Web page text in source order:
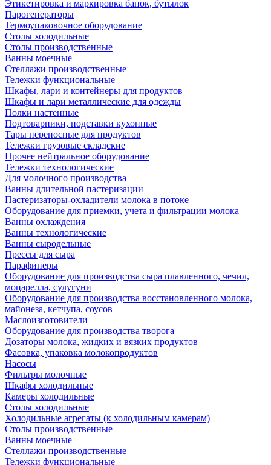
Этикетировка и маркировка банок, бутылок
Парогенераторы
Термоупаковочное оборудование
Столы холодильные
Столы производственные
Ванны моечные
Стеллажи производственные
Тележки функциональные
Шкафы, лари и контейнеры для продуктов
Шкафы и лари металлические для одежды
Полки настенные
Подтоварники, подставки кухонные
Тары переносные для продуктов
Тележки грузовые складские
Прочее нейтральное оборудование
Тележки технологические
Для молочного производства
Ванны длительной пастеризации
Пастеризаторы-охладители молока в потоке
Оборудование для приемки, учета и фильтрации молока
Ванны охлаждения
Ванны технологические
Ванны сыродельные
Прессы для сыра
Парафинеры
Оборудование для производства сыра плавленного, чечил,
моцарелла, сулугуни
Оборудование для производства восстановленного молока,
майонеза, кетчупа, соусов
Маслоизготовители
Оборудование для производства творога
Дозаторы молока, жидких и вязких продуктов
Фасовка, упаковка молокопродуктов
Насосы
Фильтры молочные
Шкафы холодильные
Камеры холодильные
Столы холодильные
Холодильные агрегаты (к холодильным камерам)
Столы производственные
Ванны моечные
Стеллажи производственные
Тележки функциональные